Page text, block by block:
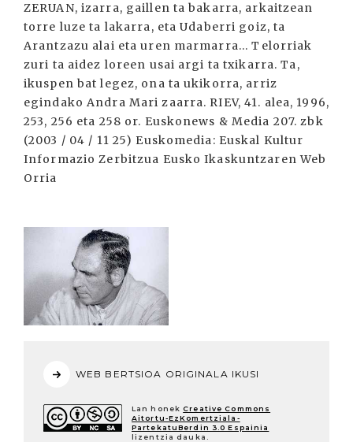
ZERUAN, izarra, gaillen ta bakarra, arkaitzean
torre luze ta lakarra, eta Udaberri goiz, ta
Arantzazu alai eta uren marmarra... Telorriak
zuri ta aidez loreen usai argi ta txikarra. Ta,
ikuspen bat legez, ona ta ukikorra, arriz
egindako Andra Mari zaarra. RIEV, 41. alea, 1996,
253, 256 eta 258 or. Euskonews & Media 207. zbk
(2003 / 04 / 11 25) Euskomedia: Euskal Kultur
Informazio Zerbitzua Eusko Ikaskuntzaren Web
Orria
WEB BERTSIOA ORIGINALA IKUSI
Lan honek Creative Commons
Aitortu-EzKomertziala-
PartekatuBerdin 3.0 Espainia
lizentzia dauka.